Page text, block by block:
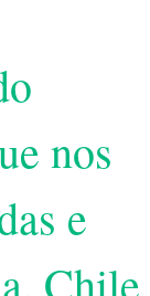
nos
e
Chile